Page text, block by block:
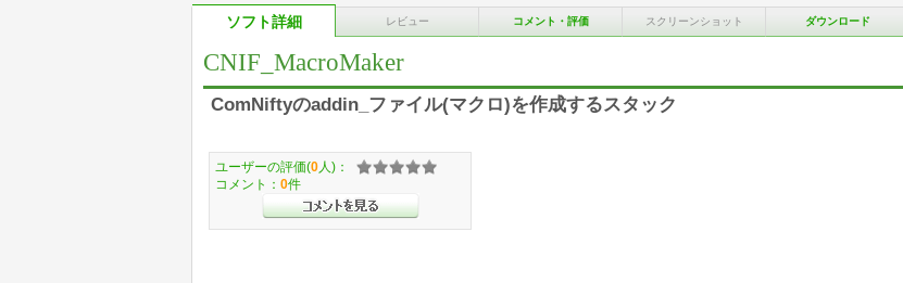
ソフト詳細 レビュー コメント・評価 スクリーンショット ダウンロード
CNIF_MacroMaker
ComNiftyのaddin_ファイル(マクロ)を作成するスタック
ユーザーの評価(0 人)：
コメント： 0件